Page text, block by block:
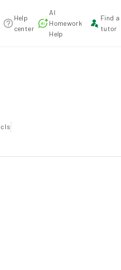
Help
center
AI
Homework
Help
Find a
tutor